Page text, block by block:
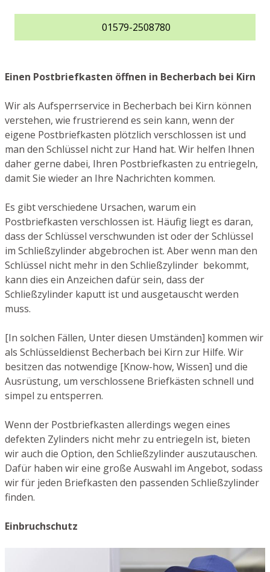
01579-2508780
Einen Postbriefkasten öffnen in Becherbach bei Kirn
Wir als Aufsperrservice in Becherbach bei Kirn können
verstehen, wie frustrierend es sein kann, wenn der
eigene Postbriefkasten plötzlich verschlossen ist und
man den Schlüssel nicht zur Hand hat. Wir helfen Ihnen
daher gerne dabei, Ihren Postbriefkasten zu entriegeln,
damit Sie wieder an Ihre Nachrichten kommen.
Es gibt verschiedene Ursachen, warum ein
Postbriefkasten verschlossen ist. Häufig liegt es daran,
dass der Schlüssel verschwunden ist oder der Schlüssel
im Schließzylinder abgebrochen ist. Aber wenn man den
Schlüssel nicht mehr in den Schließzylinder bekommt,
kann dies ein Anzeichen dafür sein, dass der
Schließzylinder kaputt ist und ausgetauscht werden
muss.
[In solchen Fällen, Unter diesen Umständen] kommen wir
als Schlüsseldienst Becherbach bei Kirn zur Hilfe. Wir
besitzen das notwendige [Know-how, Wissen] und die
Ausrüstung, um verschlossene Briefkästen schnell und
simpel zu entsperren.
Wenn der Postbriefkasten allerdings wegen eines
defekten Zylinders nicht mehr zu entriegeln ist, bieten
wir auch die Option, den Schließzylinder auszutauschen.
Dafür haben wir eine große Auswahl im Angebot, sodass
wir für jeden Briefkasten den passenden Schließzylinder
finden.
Einbruchschutz